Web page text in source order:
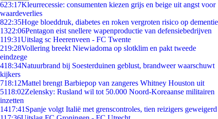
623:17Kleurrecessie: consumenten kiezen grijs en beige uit angst voor
waardeverlies
822:35Hoge bloeddruk, diabetes en roken vergroten risico op dementie
1322:06Pentagon eist snellere wapenproductie van defensiebedrijven
119:31Uitslag sc Heerenveen - FC Twente
219:28Vollering breekt Niewiadoma op slotklim en pakt tweede
eindzege
418:34Natuurbrand bij Soesterduinen geblust, brandweer waarschuwt
kijkers
718:12Mattel brengt Barbiepop van zangeres Whitney Houston uit
5118:02Zelensky: Rusland wil tot 50.000 Noord-Koreaanse militairen
inzetten
1417:41 Spanje volgt Italië met grenscontroles, tien reizigers geweigerd